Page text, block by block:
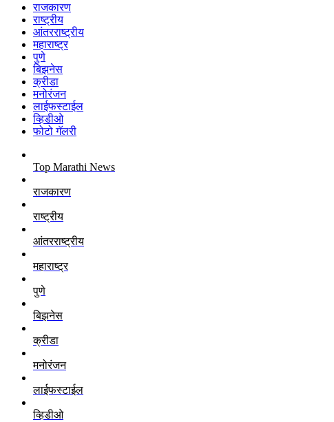
राजकारण
राष्ट्रीय
आंतरराष्ट्रीय
महाराष्ट्र
पुणे
बिझनेस
क्रीडा
मनोरंजन
लाईफस्टाईल
व्हिडीओ
फोटो गॅलरी
Top Marathi News
राजकारण
राष्ट्रीय
आंतरराष्ट्रीय
महाराष्ट्र
पुणे
बिझनेस
क्रीडा
मनोरंजन
लाईफस्टाईल
व्हिडीओ